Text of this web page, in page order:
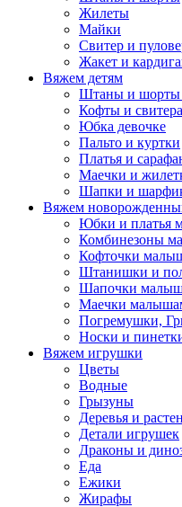
Жилеты
Майки
Свитер и
Жакет и
Вяжем детям
Штаны и шорты
Кофты и свитера
Юбка девочке
Пальто и куртки
Платья и
Маечки и
Шапки и
Вяжем
Юбки и платья
Комбинезоны
Кофточки
Штанишки и
Шапочки
Маечки
Погремушки,
Носки и
Вяжем игрушки
Цветы
Водные
Грызуны
Деревья и
Детали игрушек
Драконы и
Еда
Ежики
Жирафы